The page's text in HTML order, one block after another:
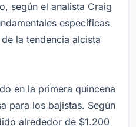
según el analista Craig
específicas
la tendencia alcista
en la primera quincena
para los bajistas. Según
alrededor de $1.200